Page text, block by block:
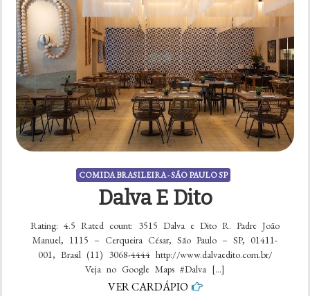
COMIDA BRASILEIRA - SÃO PAULO SP
Dalva E Dito
Rating: 4.5 Rated count: 3515 Dalva e Dito R. Padre João
Manuel, 1115 – Cerqueira César, São Paulo – SP, 01411-
001, Brasil (11) 3068-4444 http://www.dalvaedito.com.br/
Veja no Google Maps #Dalva […]
VER CARDÁPIO